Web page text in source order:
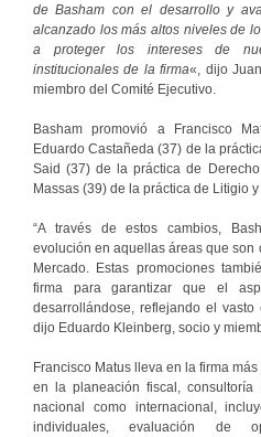
de Basham con el desarrollo y
alcanzado los más altos niveles de
a proteger los intereses de
institucionales de la firma«, dijo
miembro del Comité Ejecutivo.
Basham promovió a Francisco
Eduardo Castañeda (37) de la
Said (37) de la práctica de
Massas (39) de la práctica de Litigio
“A través de estos cambios,
evolución en aquellas áreas que son
Mercado. Estas promociones
firma para garantizar que el
desarrollándose, reflejando el
dijo Eduardo Kleinberg, socio y
Francisco Matus lleva en la firma
en la planeación fiscal,
nacional como internacional,
individuales, evaluación de